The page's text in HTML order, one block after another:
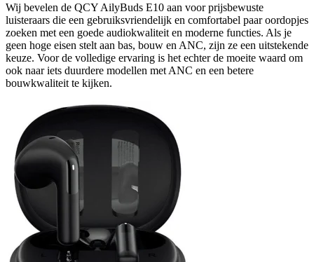
Wij bevelen de QCY AilyBuds E10 aan voor prijsbewuste
luisteraars die een gebruiksvriendelijk en comfortabel paar oordopjes
zoeken met een goede audiokwaliteit en moderne functies. Als je
geen hoge eisen stelt aan bas, bouw en ANC, zijn ze een uitstekende
keuze. Voor de volledige ervaring is het echter de moeite waard om
ook naar iets duurdere modellen met ANC en een betere
bouwkwaliteit te kijken.